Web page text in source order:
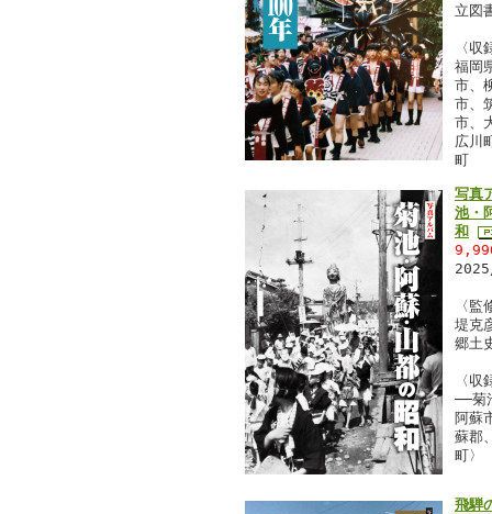
立図
〈収
福岡
市、
市、
市、
広川
町
写真
池・
和
〈監
堤克
郷土
〈
──菊
阿蘇
蘇郡
町〉
飛騨